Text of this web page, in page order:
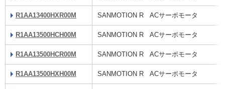
R1AA13400HXR00M SANMOTION R ACサーボモータ
R1AA13500HCH00M SANMOTION R ACサーボモータ
R1AA13500HCR00M SANMOTION R ACサーボモータ
R1AA13500HXH00M SANMOTION R ACサーボモータ